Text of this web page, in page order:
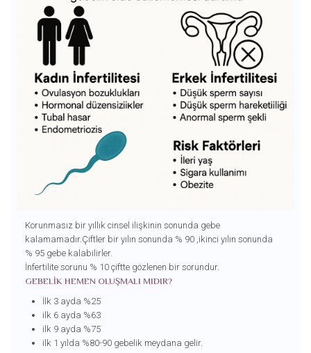
Korunmasız bir yıllık cinsel ilişkinin sonunda gebe
kalamamadır.Çiftler bir yılın sonunda % 90 ,ikinci yılın sonunda
% 95 gebe kalabilirler.
İnfertilite sorunu % 10 çiftte gözlenen bir sorundur.
GEBELİK HEMEN OLUŞMALI MIDIR?
İlk 3 ayda %25
ilk 6 ayda %63
ilk 9 ayda %75
ilk 1 yılda %80-90 gebelik meydana gelir.